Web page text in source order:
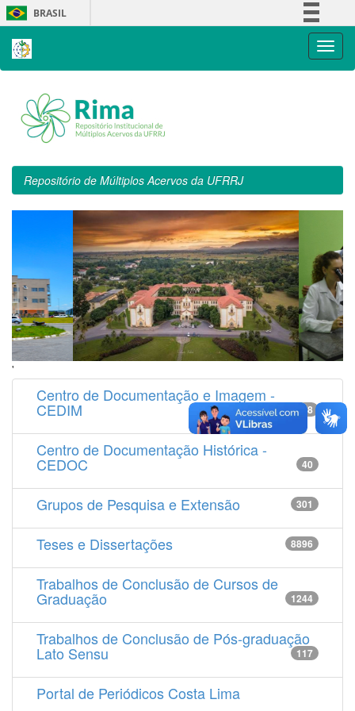
Skip
navigation
BRASIL
Repositório de Múltiplos Acervos da UFRRJ
'
Centro de Documentação e Imagem -
CEDIM 14538
Centro de Documentação Histórica -
CEDOC 40
Grupos de Pesquisa e Extensão 301
Teses e Dissertações 8896
Trabalhos de Conclusão de Cursos de
Graduação 1244
Trabalhos de Conclusão de Pós-graduação
Lato Sensu 117
Portal de Periódicos Costa Lima